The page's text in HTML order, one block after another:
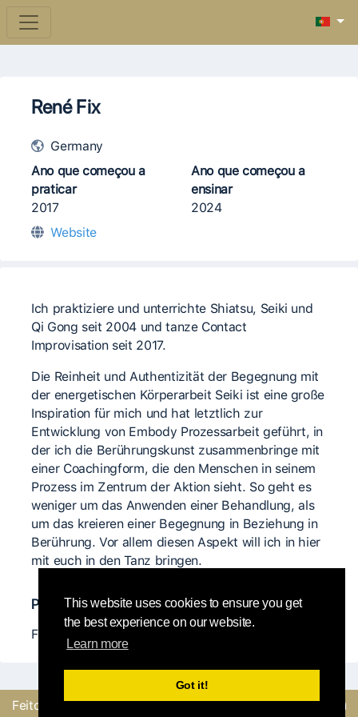
This website uses cookies to ensure you get
the best experience on our website.
Learn more
Got it!
René Fix
Germany
Ano que começou a
praticar
2017
Ano que começou a
ensinar
2024
Website
Ich praktiziere und unterrichte Shiatsu, Seiki und
Qi Gong seit 2004 und tanze Contact
Improvisation seit 2017.
Die Reinheit und Authentizität der Begegnung mit
der energetischen Körperarbeit Seiki ist eine große
Inspiration für mich und hat letztlich zur
Entwicklung von Embody Prozessarbeit geführt, in
der ich die Berührungskunst zusammenbringe mit
einer Coachingform, die den Menschen in seinem
Prozess im Zentrum der Aktion sieht. So geht es
weniger um das Anwenden einer Behandlung, als
um das kreieren einer Begegnung in Beziehung in
Berührung. Vor allem diesen Aspekt will ich in hier
mit euch in den Tanz bringen.
Professor@s relevant@s
Frederic Holzwarth
Feito com
pela equipe
Envie um feedback ou